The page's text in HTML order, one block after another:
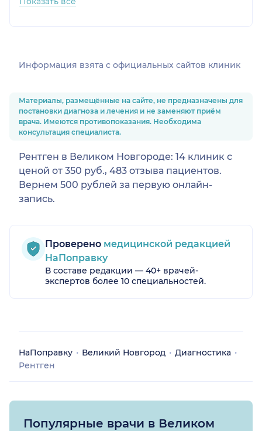
Информация взята c официальных сайтов клиник
Материалы, размещённые на сайте, не предназначены для
постановки диагноза и лечения и не заменяют приём
врача. Имеются противопоказания. Необходима
консультация специалиста.
Рентген в Великом Новгороде: 14 клиник с
ценой от 350 руб., 483 отзыва пациентов.
Вернем 500 рублей за первую онлайн-
запись.
Проверено медицинской редакцией
НаПоправку
В составе редакции — 40+ врачей-
экспертов более 10 специальностей.
НаПоправку Великий Новгород
Диагностика
Рентген
Популярные врачи в Великом